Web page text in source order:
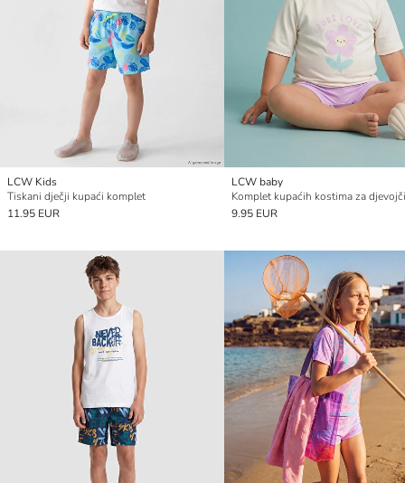
LCW Kids
Tiskani dječji kupaći komplet
11.95 EUR
LCW baby
Komplet kupaćih kostima za
9.95 EUR